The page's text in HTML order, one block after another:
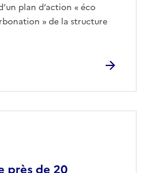
plan d’action « éco
» de la structure
près de 20